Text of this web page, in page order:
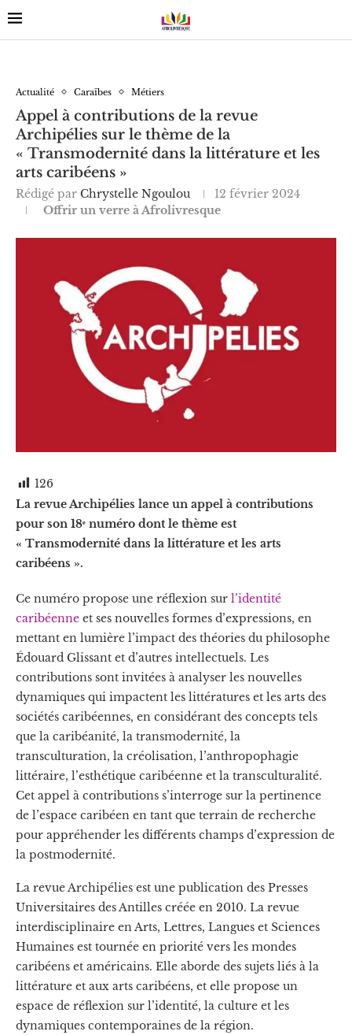
Actualité Caraïbes Métiers
Appel à contributions de la revue
Archipélies sur le thème de la
« Transmodernité dans la littérature et les
arts caribéens »
Rédigé par Chrystelle Ngoulou
12 février 2024
Offrir un verre à Afrolivresque
126
La revue Archipélies lance un appel à contributions
pour son 18ᵉ numéro dont le thème est
« Transmodernité dans la littérature et les arts
caribéens ».
Ce numéro propose une réflexion sur l’identité
caribéenne et ses nouvelles formes d’expressions, en
mettant en lumière l’impact des théories du philosophe
Édouard Glissant et d’autres intellectuels. Les
contributions sont invitées à analyser les nouvelles
dynamiques qui impactent les littératures et les arts des
sociétés caribéennes, en considérant des concepts tels
que la caribéanité, la transmodernité, la
transculturation, la créolisation, l’anthropophagie
littéraire, l’esthétique caribéenne et la transculturalité.
Cet appel à contributions s’interroge sur la pertinence
de l’espace caribéen en tant que terrain de recherche
pour appréhender les différents champs d’expression de
la postmodernité.
La revue Archipélies est une publication des Presses
Universitaires des Antilles créée en 2010. La revue
interdisciplinaire en Arts, Lettres, Langues et Sciences
Humaines est tournée en priorité vers les mondes
caribéens et américains. Elle aborde des sujets liés à la
littérature et aux arts caribéens, et elle propose un
espace de réflexion sur l’identité, la culture et les
dynamiques contemporaines de la région.